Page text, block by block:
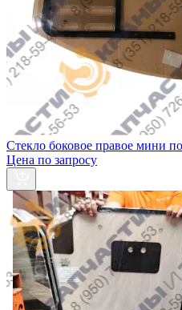
Стекло боковое правое мини
Цена по запросу